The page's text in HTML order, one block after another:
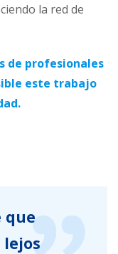
la red de
de profesionales
este trabajo
que
lejos